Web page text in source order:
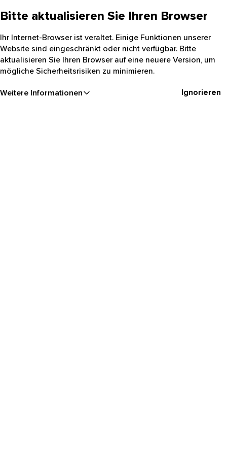
Bitte aktualisieren Sie Ihren Browser
Ihr Internet-Browser ist veraltet. Einige Funktionen unserer
Website sind eingeschränkt oder nicht verfügbar. Bitte
aktualisieren Sie Ihren Browser auf eine neuere Version, um
mögliche Sicherheitsrisiken zu minimieren.
Weitere Informationen Ignorieren